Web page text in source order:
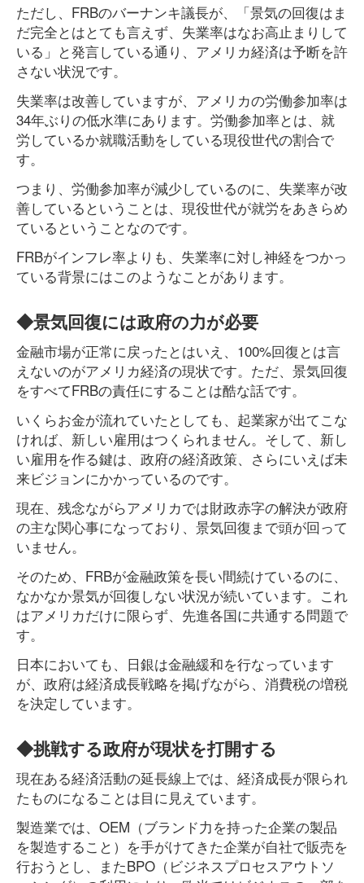
ただし、FRBのバーナンキ議長が、「景気の回復はま
だ完全とはとても言えず、失業率はなお高止まりして
いる」と発言している通り、アメリカ経済は予断を許
さない状況です。
失業率は改善していますが、アメリカの労働参加率は
34年ぶりの低水準にあります。労働参加率とは、就
労しているか就職活動をしている現役世代の割合で
す。
つまり、労働参加率が減少しているのに、失業率が改
善しているということは、現役世代が就労をあきらめ
ているということなのです。
FRBがインフレ率よりも、失業率に対し神経をつかっ
ている背景にはこのようなことがあります。
◆景気回復には政府の力が必要
金融市場が正常に戻ったとはいえ、100%回復とは言
えないのがアメリカ経済の現状です。ただ、景気回復
をすべてFRBの責任にすることは酷な話です。
いくらお金が流れていたとしても、起業家が出てこな
ければ、新しい雇用はつくられません。そして、新し
い雇用を作る鍵は、政府の経済政策、さらにいえば未
来ビジョンにかかっているのです。
現在、残念ながらアメリカでは財政赤字の解決が政府
の主な関心事になっており、景気回復まで頭が回って
いません。
そのため、FRBが金融政策を長い間続けているのに、
なかなか景気が回復しない状況が続いています。これ
はアメリカだけに限らず、先進各国に共通する問題で
す。
日本においても、日銀は金融緩和を行なっています
が、政府は経済成長戦略を掲げながら、消費税の増税
を決定しています。
◆挑戦する政府が現状を打開する
現在ある経済活動の延長線上では、経済成長が限られ
たものになることは目に見えています。
製造業では、OEM（ブランド力を持った企業の製品
を製造すること）を手がけてきた企業が自社で販売を
行おうとし、またBPO（ビジネスプロセスアウトソ